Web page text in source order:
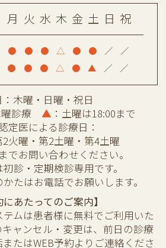
月 火 水 木 金 土 日 祝
● ● ● △ ● ● ／ ／
● ● ● △ ● ▲ ／ ／
木曜・日曜・祝日
曜診療 ▲ ：土曜は18:00まで
定医による診療日：
火曜・第2土曜・第4土曜
でお問い合わせください。
診・定期検診専用です。
たはお電話でお願いします。
にあたってのご案内】
テムは患者様に無料でご利用いた
ャンセル・変更は、前日の診療
たはWEB予約よりご連絡くださ